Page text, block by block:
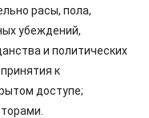
расы, пола,
убеждений,
и политических
к
доступе;